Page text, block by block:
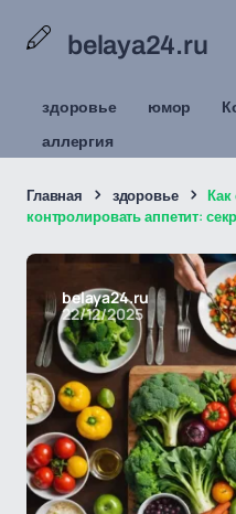
belaya24.ru
здоровье юмор
аллергия
Главная здоровье
Как
контролировать аппетит:
belaya24.ru
22/12/2025